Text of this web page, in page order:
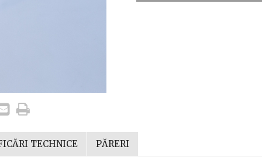
TECHNICE PĂRERI